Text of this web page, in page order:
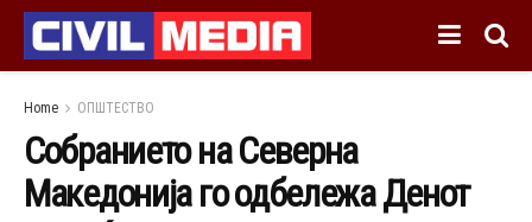
Home ОПШТЕСТВО
Собранието на Северна
Македонија го одбележа Денот